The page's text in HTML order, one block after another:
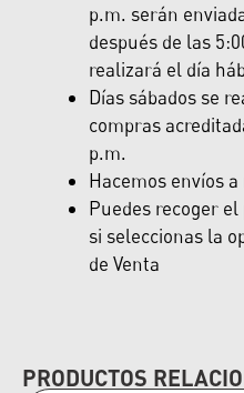
p.m. serán
después de las
realizará el día
Días sábados se
compras
p.m.
Hacemos envíos
Puedes recoger
si seleccionas la
de Venta
PRODUCTOS